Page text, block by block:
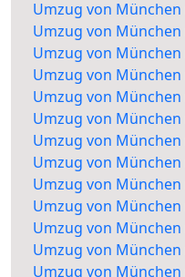
Umzug von
Umzug von
Umzug von
Umzug von
Umzug von
Umzug von
Umzug von
Umzug von München
Umzug von
Umzug von
Umzug von
Umzug von
Umzug von